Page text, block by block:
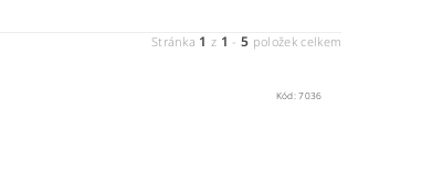
Stránka 1 z 1 -5 položek celkem
Kód:7036